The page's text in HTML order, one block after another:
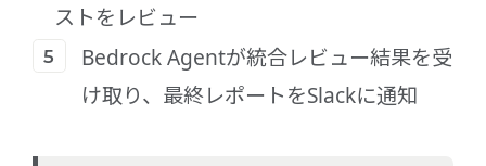
ストをレビュー
Bedrock Agentが統合レビュー結果を受
け取り、最終レポートをSlackに通知